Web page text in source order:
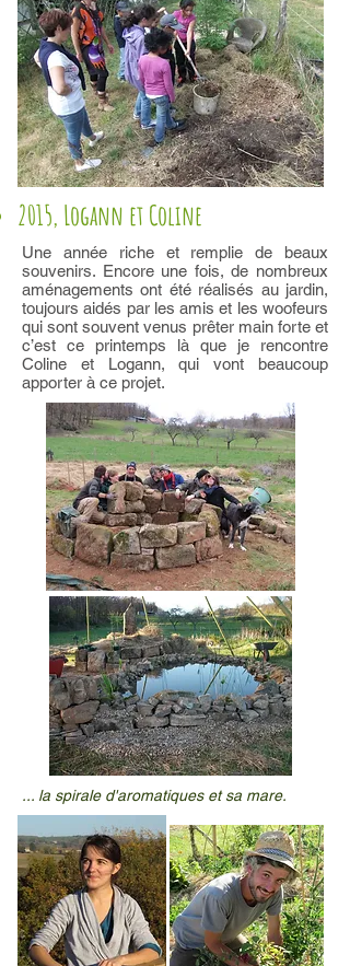
2015, Logann et Coline
Une année riche et remplie de beaux
souvenirs. Encore une fois, de nombreux
aménagements ont été réalisés au jardin,
toujours aidés par les amis et les woofeurs
qui sont souvent venus prêter main forte et
c’est ce printemps là que je rencontre
Coline et Logann, qui vont beaucoup
apporter à ce projet.
... la spirale d'aromatiques et sa mare.